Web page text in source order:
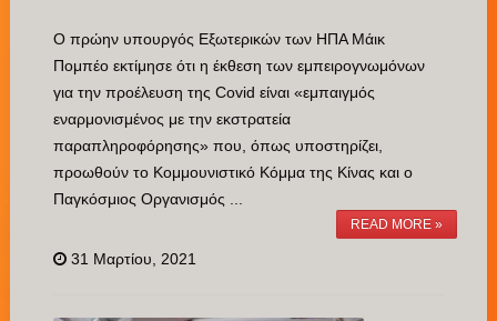
Ο πρώην υπουργός Εξωτερικών των ΗΠΑ Μάικ
Πομπέο εκτίμησε ότι η έκθεση των εμπειρογνωμόνων
για την προέλευση της Covid είναι «εμπαιγμός
εναρμονισμένος με την εκστρατεία
παραπληροφόρησης» που, όπως υποστηρίζει,
προωθούν το Κομμουνιστικό Κόμμα της Κίνας και ο
Παγκόσμιος Οργανισμός ...
READ MORE »
31 Μαρτίου, 2021